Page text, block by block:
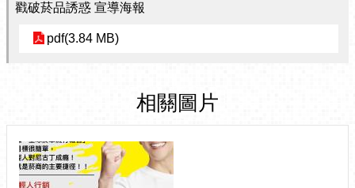
戳破菸品誘惑 宣導海報
pdf(3.84 MB)
相關圖片